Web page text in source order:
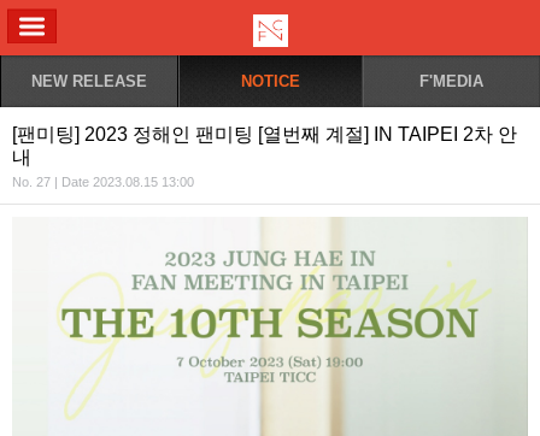
NEW RELEASE NOTICE F'MEDIA
[팬미팅] 2023 정해인 팬미팅 [열번째 계절] IN TAIPEI 2차 안
내
No. 27 | Date 2023.08.15 13:00